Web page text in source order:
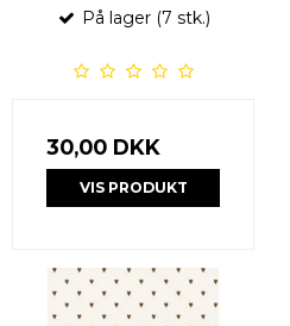
På lager (7 stk.)
30,00 DKK
VIS PRODUKT